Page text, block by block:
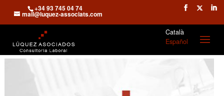
+34 93 745 04 74
mail@luquez-associats.com
Català
Español